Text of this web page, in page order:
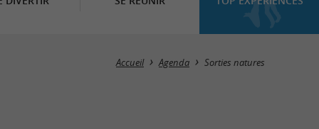
Accueil Agenda Sorties natures